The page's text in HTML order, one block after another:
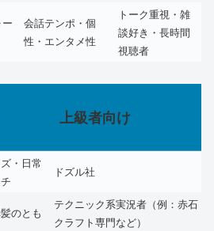
会話テンポ・個
性・エンタメ性
トーク重視・雑
談好き・長時間
視聴者
上級者向け
・日常
ドズル社
のとも
テクニック系実況者（例：赤石
クラフト専門など）